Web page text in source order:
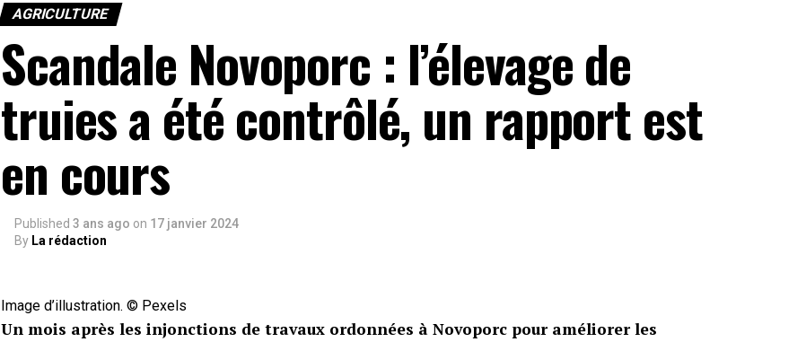
AGRICULTURE
Scandale Novoporc : l’élevage de
truies a été contrôlé, un rapport est
en cours
Published 3 ans ago on 17 janvier 2024
By La rédaction
Image d’illustration. © Pexels
Un mois après les injonctions de travaux ordonnées à Novoporc pour améliorer les